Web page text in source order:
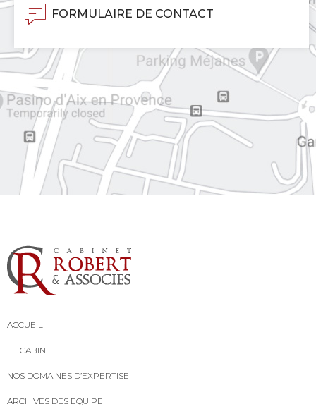
FORMULAIRE DE CONTACT
ACCUEIL
LE CABINET
NOS DOMAINES D’EXPERTISE
ARCHIVES DES EQUIPE